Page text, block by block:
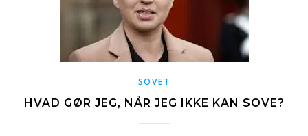
SOVET
HVAD GØR JEG, NÅR JEG IKKE KAN SOVE?